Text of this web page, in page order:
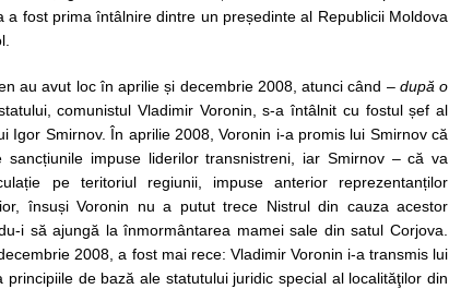
a fost prima întâlnire dintre un președinte al Republicii Moldova
au avut loc în aprilie și decembrie 2008, atunci când – după o
comunistul Vladimir Voronin, s-a întâlnit cu fostul șef al
Igor Smirnov. În aprilie 2008, Voronin i-a promis lui Smirnov că
impuse liderilor transnistreni, iar Smirnov – că va
pe teritoriul regiunii, impuse anterior reprezentanților
însuși Voronin nu a putut trece Nistrul din cauza acestor
i să ajungă la înmormântarea mamei sale din satul Corjova.
2008, a fost mai rece: Vladimir Voronin i-a transmis lui
de bază ale statutului juridic special al localităţilor din